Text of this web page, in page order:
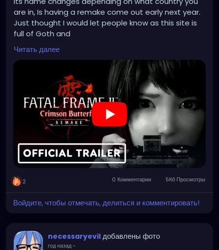
are in, Is having a remake come out early next year.
Just thought I would let people know as this site is
full of Goth and
Emo people and horror fans in general and its a
horror game so some people are sure to know what
I'm talking about.
Honestly fatal frame 2 and 3 are up their with some
of my favorite games.
The Remake is on PS5/Xbox series/PC and steam/
Nintendo switch 2
https://www.youtube.com/watch?v=FzKpOJBwzzI
Читать далее
2 0 Комментарии 5Кб Просмотры
Войдите, чтобы отмечать, делиться и комментировать!
necessaryevil добавлены фото
год назад-